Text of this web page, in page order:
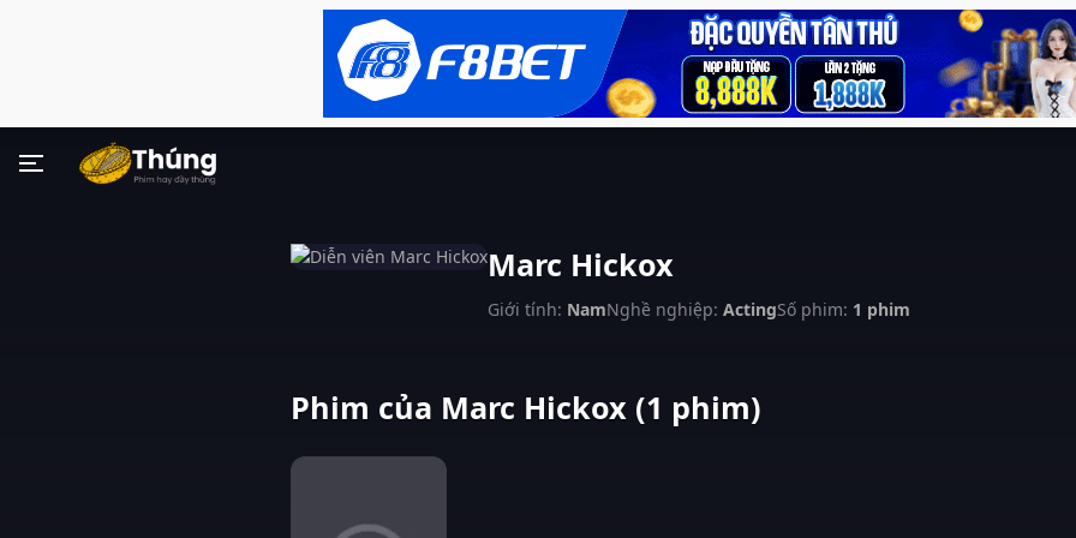
Marc Hickox
Giới tính: NamNghề nghiệp: ActingSố phim: 1 phim
Phim của Marc Hickox (1 phim)